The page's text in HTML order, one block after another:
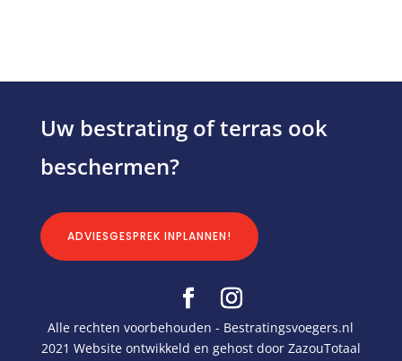
Uw bestrating of terras ook
beschermen?
ADVIESGESPREK INPLANNEN!
Alle rechten voorbehouden - Bestratingsvoegers.nl
2021 Website ontwikkeld en gehost door ZazouTotaal